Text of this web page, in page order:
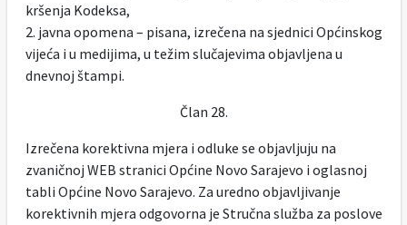
kršenja Kodeksa,
2. javna opomena – pisana, izrečena na sjednici Općinskog
vijeća i u medijima, u težim slučajevima objavljena u
dnevnoj štampi.
Član 28.
Izrečena korektivna mjera i odluke se objavljuju na
zvaničnoj WEB stranici Općine Novo Sarajevo i oglasnoj
tabli Općine Novo Sarajevo. Za uredno objavljivanje
korektivnih mjera odgovorna je Stručna služba za poslove